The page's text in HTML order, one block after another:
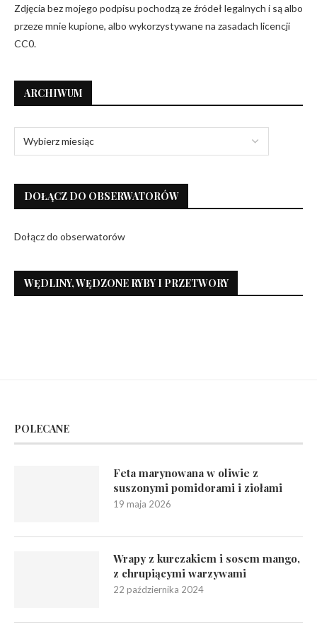
Zdjęcia bez mojego podpisu pochodzą ze źródeł legalnych i są albo
przeze mnie kupione, albo wykorzystywane na zasadach licencji
CC0.
ARCHIWUM
DOŁĄCZ DO OBSERWATORÓW
Dołącz do obserwatorów
WĘDLINY, WĘDZONE RYBY I PRZETWORY
POLECANE
Feta marynowana w oliwie z
suszonymi pomidorami i ziołami
19 maja 2026
Wrapy z kurczakiem i sosem mango,
z chrupiącymi warzywami
22 października 2024